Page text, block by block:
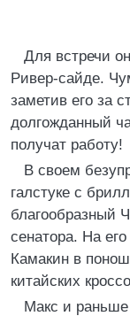
Для встречи
Ривер-сайде.
заметив его за
долгожданный
получат работу!
В своем
галстуке с
благообразный
сенатора. На
Камакин в
китайских
Макс и раньше